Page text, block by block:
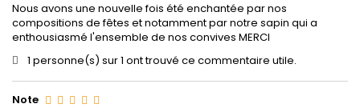
Nous avons une nouvelle fois été enchantée par nos
compositions de fêtes et notamment par notre sapin qui a
enthousiasmé l'ensemble de nos convives MERCI
1 personne(s) sur 1 ont trouvé ce commentaire utile.
Note